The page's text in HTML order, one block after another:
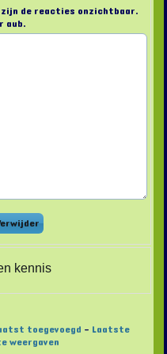
de reacties onzichtbaar.
aub.
kennis
toegevoegd - Laatste
weergaven